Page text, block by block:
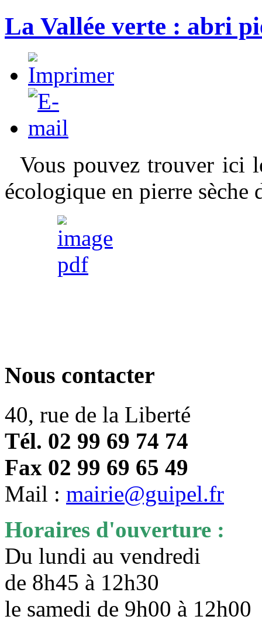
La Vallée verte : abri
Vous pouvez trouver ici
écologique en pierre sèche
Nous contacter
40, rue de la Liberté
Tél. 02 99 69 74 74
Fax 02 99 69 65 49
Mail : mairie@guipel.fr
Horaires d'ouverture :
Du lundi au vendredi
de 8h45 à 12h30
le samedi de 9h00 à